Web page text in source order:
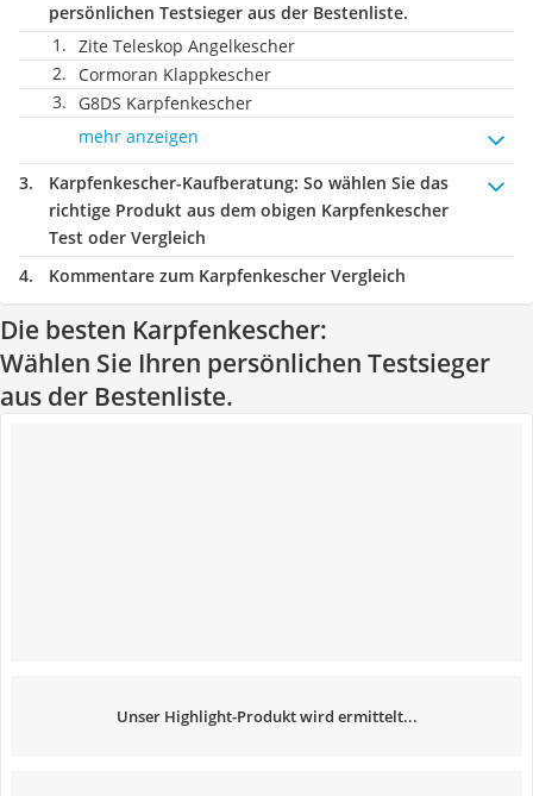
persönlichen Testsieger aus der Bestenliste.
Zite Teleskop Angelkescher
Cormoran Klappkescher
G8DS Karpfenkescher
mehr anzeigen
Karpfenkescher-Kaufberatung: So wählen Sie das
richtige Produkt aus dem obigen Karpfenkescher
Test oder Vergleich
Kommentare zum Karpfenkescher Vergleich
Die besten Karpfenkescher:
Wählen Sie Ihren persönlichen Testsieger
aus der Bestenliste.
Unser Highlight-Produkt wird ermittelt...